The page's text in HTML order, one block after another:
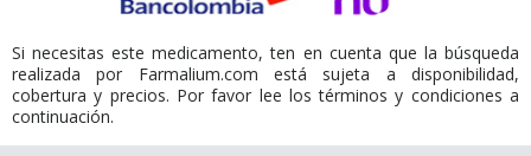
Si necesitas este medicamento, ten en cuenta que la búsqueda
realizada por Farmalium.com está sujeta a disponibilidad,
cobertura y precios. Por favor lee los términos y condiciones a
continuación.